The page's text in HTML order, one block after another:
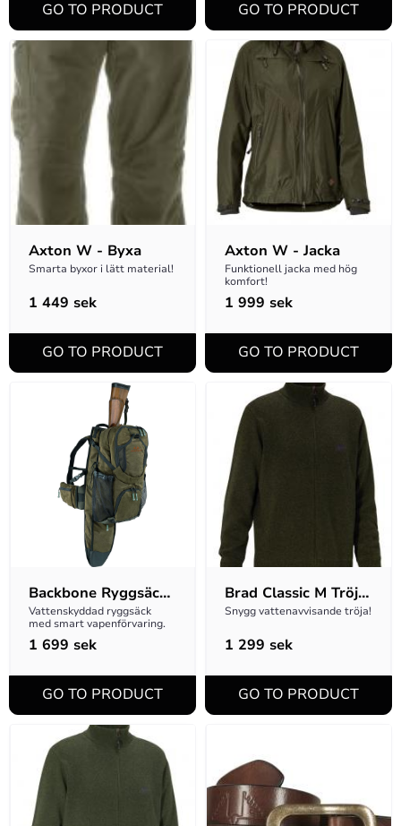
Axton W - Byxa
Smarta byxor i lätt material!
1 449 sek
Axton W - Jacka
Funktionell jacka med hög
komfort!
1 999 sek
Backbone Ryggsäck
-  DESOLVE Veil
Vattenskyddad ryggsäck
med smart vapenförvaring.
1 699 sek
Brad Classic M Tröja
Full-zip - Brun
Snygg vattenavvisande tröja!
1 299 sek